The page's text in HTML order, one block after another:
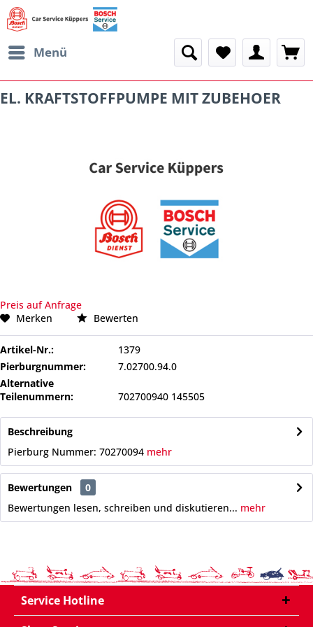
Menü
EL. KRAFTSTOFFPUMPE MIT ZUBEHOER
Preis auf Anfrage
Merken
Bewerten
Artikel-Nr.:
1379
Pierburgnummer:
7.02700.94.0
Alternative
Teilenummern:
702700940 145505
Beschreibung
Pierburg Nummer: 70270094 mehr
Bewertungen
0
Bewertungen lesen, schreiben und diskutieren... mehr
Service Hotline